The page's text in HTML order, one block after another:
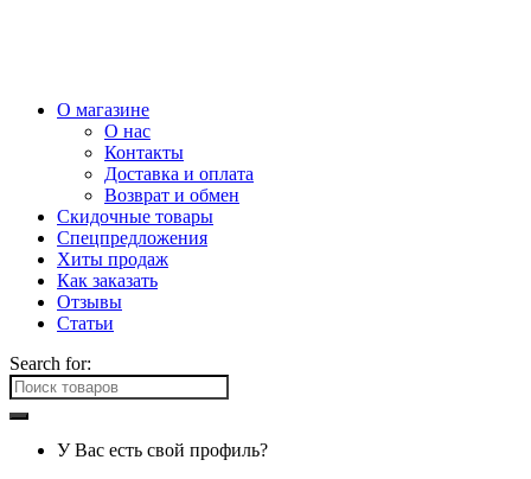
О магазине
О нас
Контакты
Доставка и оплата
Возврат и обмен
Скидочные товары
Спецпредложения
Хиты продаж
Как заказать
Отзывы
Статьи
Search for:
У Вас есть свой профиль?